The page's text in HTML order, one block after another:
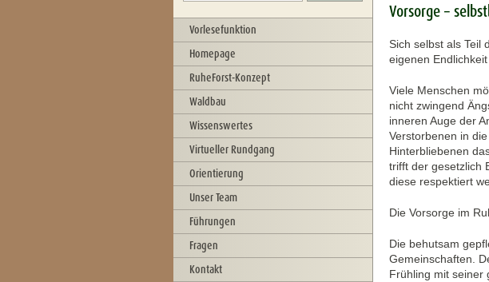
Vorlesefunktion
Homepage
RuheForst-Konzept
Waldbau
Wissenswertes
Virtueller Rundgang
Orientierung
Unser Team
Führungen
Fragen
Kontakt
Vorsorge –
Sich selbst als Teil
eigenen
Viele Menschen
nicht zwingend
inneren Auge der
Verstorbenen in
Hinterbliebenen
trifft der gesetzlich
diese respektiert
Die Vorsorge im
Die behutsam
Gemeinschaften.
Frühling mit seiner